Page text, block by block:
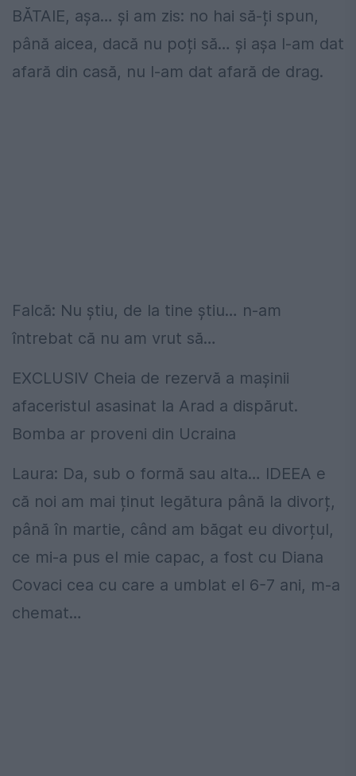
BĂTAIE, așa… și am zis: no hai să-ți spun,
până aicea, dacă nu poți să… și așa l-am dat
afară din casă, nu l-am dat afară de drag.
Falcă: Nu știu, de la tine știu… n-am
întrebat că nu am vrut să…
EXCLUSIV Cheia de rezervă a maşinii
afaceristul asasinat la Arad a dispărut.
Bomba ar proveni din Ucraina
Laura: Da, sub o formă sau alta… IDEEA e
că noi am mai ținut legătura până la divorț,
până în martie, când am băgat eu divorțul,
ce mi-a pus el mie capac, a fost cu Diana
Covaci cea cu care a umblat el 6-7 ani, m-a
chemat…